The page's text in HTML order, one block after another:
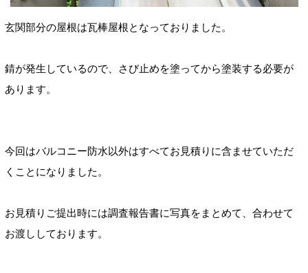
玄関部分の屋根は瓦棒屋根となっておりました。
錆が発生しているので、さび止めを塗ってから塗装する必要が
あります。
今回はバルコニー防水以外はすべてお見積りに含ませていただ
くことになりました。
お見積りご提出時には調査報告書に写真をまとめて、合わせて
お渡ししております。